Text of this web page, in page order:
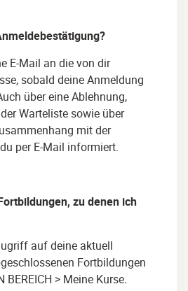
E-Mail an die von dir
sobald deine Anmeldung
über eine Ablehnung,
Warteliste sowie über
mit der
per E-Mail informiert.
zu denen ich
auf deine aktuell
Fortbildungen
BEREICH > Meine Kurse.